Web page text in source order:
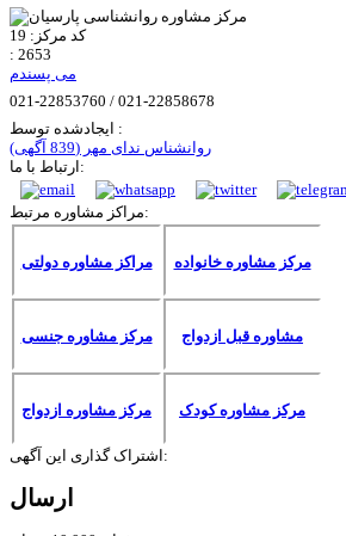
کد مرکز: 19
: 2653
می پسندم
021-22853760 / 021-22858678
ایجادشده توسط :
روانشناس ندای مهر (839 آگهی)
ارتباط با ما:
مراکز مشاوره مرتبط:
مراکز مشاوره دولتی مرکز مشاوره خانواده
مرکز مشاوره جنسی مشاوره قبل ازدواج
مرکز مشاوره ازدواج مرکز مشاوره کودک
اشتراک گذاری این آگهی:
ارسال